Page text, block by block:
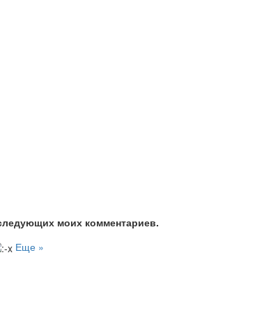
моих комментариев.
Еще »